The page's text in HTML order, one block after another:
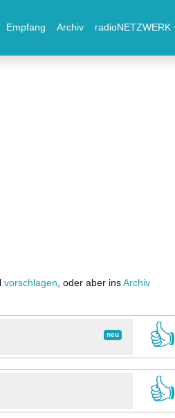
Empfang Archiv radioNETZWERK
vorschlagen , oder aber ins Archiv
neu
👍
👍